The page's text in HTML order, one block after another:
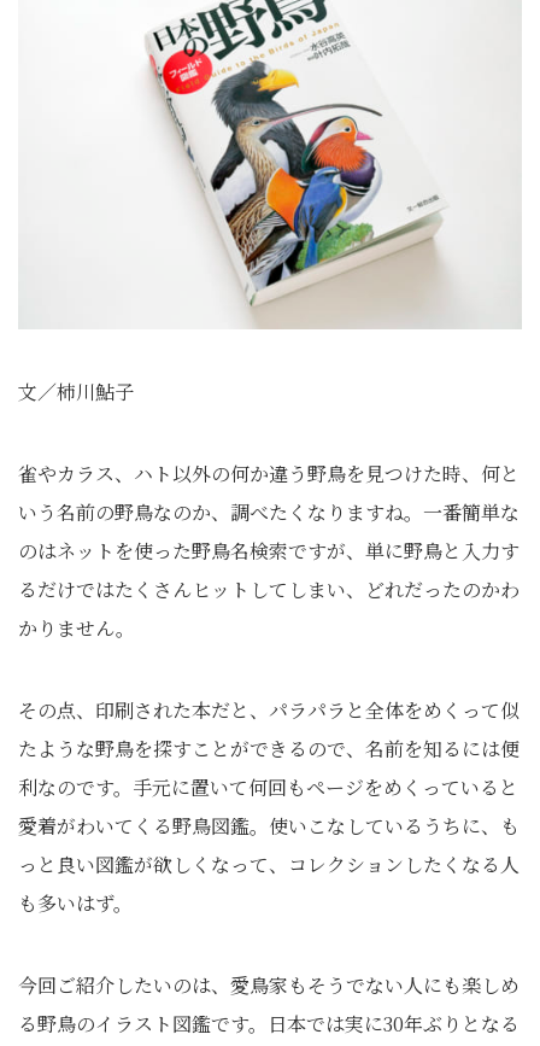
文／柿川鮎子
雀やカラス、ハト以外の何か違う野鳥を見つけた時、何と
いう名前の野鳥なのか、調べたくなりますね。一番簡単な
のはネットを使った野鳥名検索ですが、単に野鳥と入力す
るだけではたくさんヒットしてしまい、どれだったのかわ
かりません。
その点、印刷された本だと、パラパラと全体をめくって似
たような野鳥を探すことができるので、名前を知るには便
利なのです。手元に置いて何回もページをめくっていると
愛着がわいてくる野鳥図鑑。使いこなしているうちに、も
っと良い図鑑が欲しくなって、コレクションしたくなる人
も多いはず。
今回ご紹介したいのは、愛鳥家もそうでない人にも楽しめ
る野鳥のイラスト図鑑です。日本では実に30年ぶりとなる